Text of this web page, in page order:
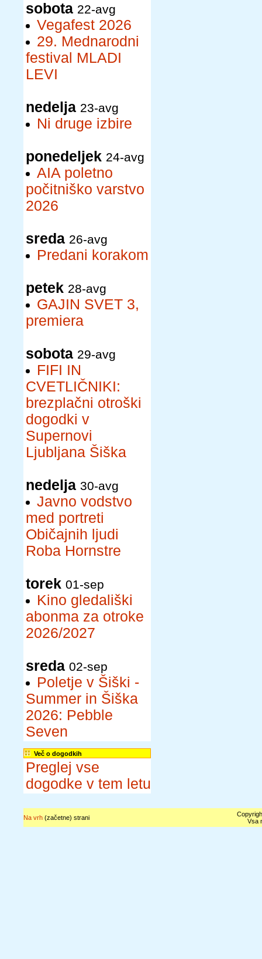
sobota 22-avg
Vegafest 2026
29. Mednarodni
festival MLADI
LEVI
nedelja 23-avg
Ni druge izbire
ponedeljek 24-avg
AIA poletno
počitniško varstvo
2026
sreda 26-avg
Predani korakom
petek 28-avg
GAJIN SVET 3,
premiera
sobota 29-avg
FIFI IN
CVETLIČNIKI:
brezplačni otroški
dogodki v
Supernovi
Ljubljana Šiška
nedelja 30-avg
Javno vodstvo
med portreti
Običajnih ljudi
Roba Hornstre
torek 01-sep
Kino gledališki
abonma za otroke
2026/2027
sreda 02-sep
Poletje v Šiški -
Summer in Šiška
2026: Pebble
Seven
Več o dogodkih
Preglej vse
dogodke v tem letu
Na vrh(začetne) strani
Vsa